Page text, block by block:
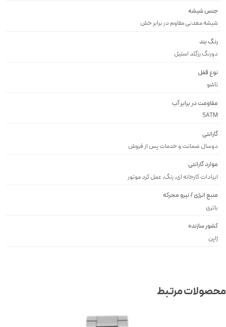
جنس شیشه
شيشه معدنى مقاوم در برابر خش
رنگ بند
دورنگ رزگلد استيل
نوع قفل
تاشو
مقاومت در برابر آب
5ATM
گارانتی
دوسال ضمانت و خدمات پس از فروش
موارد گارانتی
ایرادات کارخانه ای, رنگ, عمل کرد موتور
منبع انرژی / نیرو محرکه
باتری
کشور سازنده
ژاپن
مرتبط